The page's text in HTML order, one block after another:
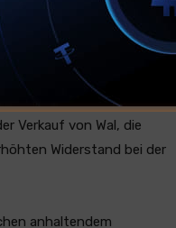
ausgeführt haben,
zu optimieren, anstatt
ob dieser Trend der
Verkauf von Wal, die
Widerstand bei der
anhaltendem